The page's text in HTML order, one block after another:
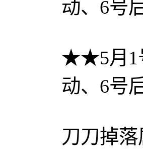
动、6号
★★5月1
动、6号
刀刀掉落